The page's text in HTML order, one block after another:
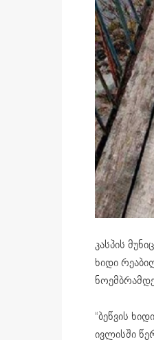
კასპის
ხიდი
“ბეწვის
ივლისში